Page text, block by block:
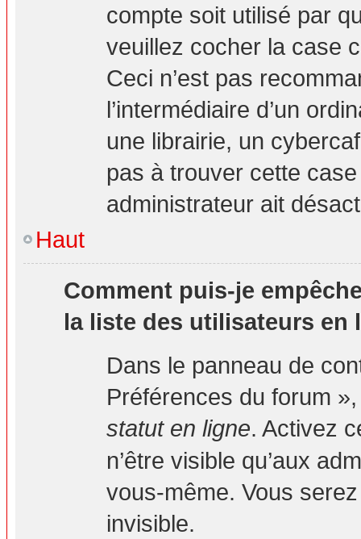
compte soit utilisé par
veuillez cocher la case
Ceci n’est pas
l’intermédiaire d’un
une librairie, un
pas à trouver cette
administrateur ait
Haut
Comment puis-je
la liste des utilisateurs en
Dans le panneau de
Préférences du forum
statut en ligne. Activez
n’être visible qu’aux
vous-même. Vous
invisible.